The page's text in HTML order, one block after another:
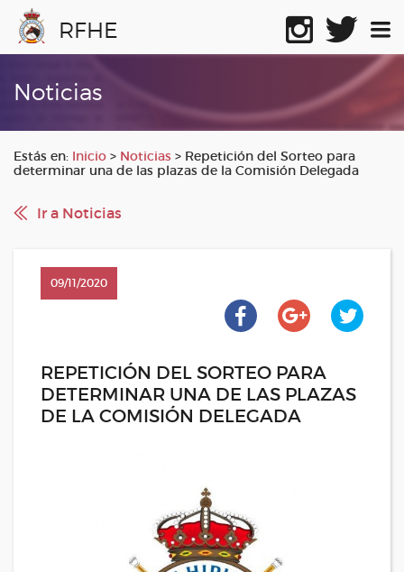
RFHE
Noticias
Estás en: Inicio > Noticias > Repetición del Sorteo para
determinar una de las plazas de la Comisión Delegada
Ir a Noticias
09/11/2020
REPETICIÓN DEL SORTEO PARA
DETERMINAR UNA DE LAS PLAZAS
DE LA COMISIÓN DELEGADA